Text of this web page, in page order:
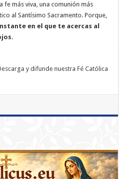
fe más viva, una comunión más
al Santísimo Sacramento. Porque,
en el que te acercas al
y difunde nuestra Fé Católica